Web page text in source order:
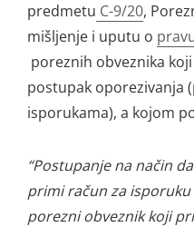
predmetu C-9/20,
mišljenje i uputu o
poreznih obveznika
postupak oporezivanja
isporukama), a kojom
“Postupanje na način
primi račun za
porezni obveznik koji